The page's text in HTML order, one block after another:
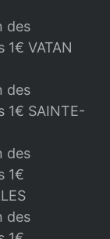
des
1€ VATAN
des
1€ SAINTE-
des
1€
des